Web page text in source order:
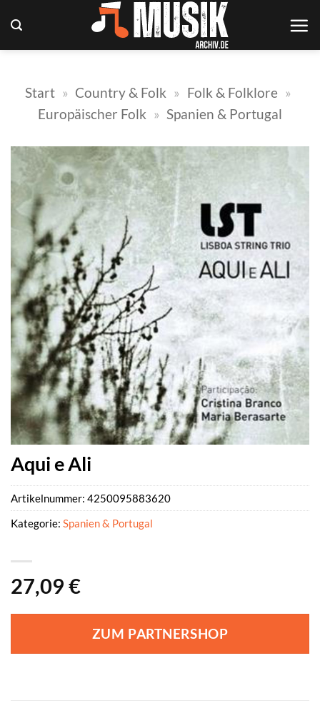
Inhalt
springen
Start » Country & Folk » Folk & Folklore »
Europäischer Folk » Spanien & Portugal
Aqui e Ali
27,09 €
ZUM PARTNERSHOP
Artikelnummer: 4250095883620
Kategorie: Spanien & Portugal